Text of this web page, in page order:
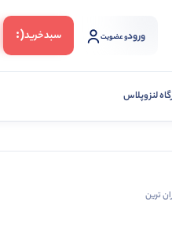
ورودو عضویت سبد‌خرید(:
لنزوپلاس
ترین